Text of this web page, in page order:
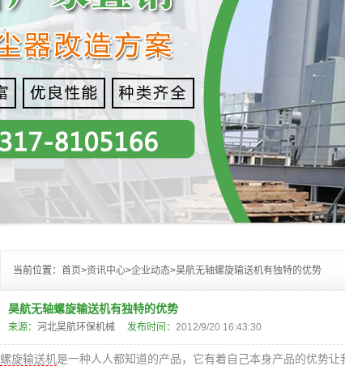
当前位置： 首页>资讯中心>企业动态>昊航无轴螺旋输送机有独特的优势
昊航无轴螺旋输送机有独特的优势
来源： 河北昊航环保机械 发布时间： 2012/9/20 16:43:30
螺旋输送机是一种人人都知道的产品，它有着自己本身产品的优势